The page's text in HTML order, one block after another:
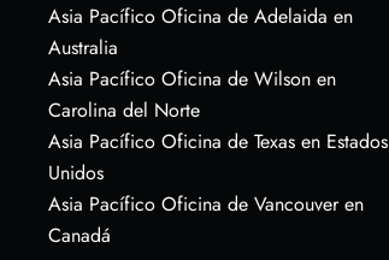
Asia Pacífico Oficina de Adelaida en
Australia
Asia Pacífico Oficina de Wilson en
Carolina del Norte
Asia Pacífico Oficina de Texas en Estados
Unidos
Asia Pacífico Oficina de Vancouver en
Canadá